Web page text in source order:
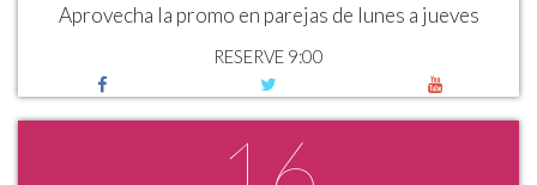
Aprovecha la promo en parejas de lunes a jueves
RESERVE 9:00